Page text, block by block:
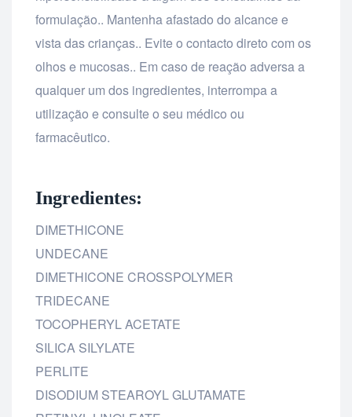
formulação.. Mantenha afastado do alcance e
vista das crianças.. Evite o contacto direto com os
olhos e mucosas.. Em caso de reação adversa a
qualquer um dos ingredientes, interrompa a
utilização e consulte o seu médico ou
farmacêutico.
Ingredientes:
DIMETHICONE
UNDECANE
DIMETHICONE CROSSPOLYMER
TRIDECANE
TOCOPHERYL ACETATE
SILICA SILYLATE
PERLITE
DISODIUM STEAROYL GLUTAMATE